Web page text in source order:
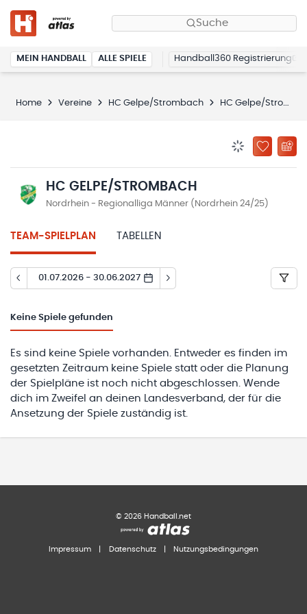
Suche
MEIN HANDBALL ALLE SPIELE Handball360 Registrierung
Home Vereine HC Gelpe/Strombach HC Gelpe/Strombach
ZU
HC GELPE/STROMBACH
Nordrhein - Regionalliga Männer (Nordrhein 24/25)
TEAM-SPIELPLAN TABELLEN
01.07.2026 - 30.06.2027
Keine Spiele gefunden
Es sind keine Spiele vorhanden. Entweder es finden im
gesetzten Zeitraum keine Spiele statt oder die Planung
der Spielpläne ist noch nicht abgeschlossen. Wende
dich im Zweifel an deinen Landesverband, der für die
Ansetzung der Spiele zuständig ist.
© 2026 Handball.net
Impressum Datenschutz Nutzungsbedingungen